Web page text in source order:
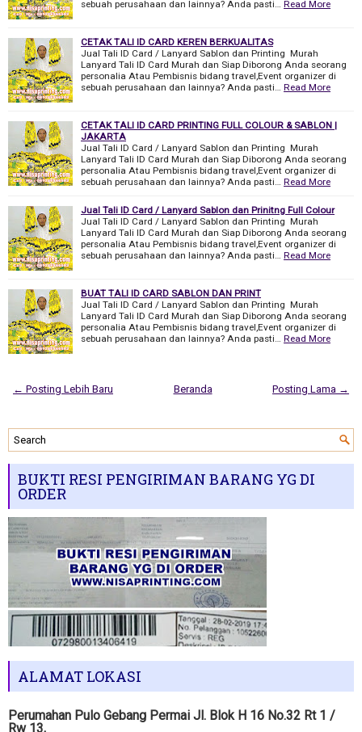
sebuah perusahaan dan lainnya? Anda pasti… Read More
CETAK TALI ID CARD KEREN BERKUALITAS
Jual Tali ID Card / Lanyard Sablon dan Printing Murah
Lanyard Tali ID Card Murah dan Siap Diborong Anda seorang
personalia Atau Pembisnis bidang travel,Event organizer di
sebuah perusahaan dan lainnya? Anda pasti… Read More
CETAK TALI ID CARD PRINTING FULL COLOUR & SABLON |
JAKARTA
Jual Tali ID Card / Lanyard Sablon dan Printing Murah
Lanyard Tali ID Card Murah dan Siap Diborong Anda seorang
personalia Atau Pembisnis bidang travel,Event organizer di
sebuah perusahaan dan lainnya? Anda pasti… Read More
Jual Tali ID Card / Lanyard Sablon dan Prinitng Full Colour
Jual Tali ID Card / Lanyard Sablon dan Printing Murah
Lanyard Tali ID Card Murah dan Siap Diborong Anda seorang
personalia Atau Pembisnis bidang travel,Event organizer di
sebuah perusahaan dan lainnya? Anda pasti… Read More
BUAT TALI ID CARD SABLON DAN PRINT
Jual Tali ID Card / Lanyard Sablon dan Printing Murah
Lanyard Tali ID Card Murah dan Siap Diborong Anda seorang
personalia Atau Pembisnis bidang travel,Event organizer di
sebuah perusahaan dan lainnya? Anda pasti… Read More
← Posting Lebih Baru Posting Lama →
Beranda
BUKTI RESI PENGIRIMAN BARANG YG DI
ORDER
ALAMAT LOKASI
Perumahan Pulo Gebang Permai Jl. Blok H 16 No.32 Rt 1 /
Rw 13,